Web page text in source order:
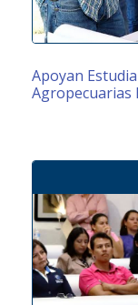
Apoyan
Agropecuarias